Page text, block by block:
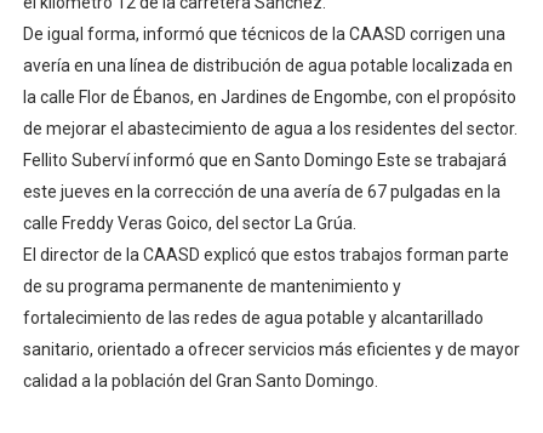
De igual forma, informó que técnicos de la CAASD corrigen una
avería en una línea de distribución de agua potable localizada en
la calle Flor de Ébanos, en Jardines de Engombe, con el propósito
de mejorar el abastecimiento de agua a los residentes del sector.
Fellito Suberví informó que en Santo Domingo Este se trabajará
este jueves en la corrección de una avería de 67 pulgadas en la
calle Freddy Veras Goico, del sector La Grúa.
El director de la CAASD explicó que estos trabajos forman parte
de su programa permanente de mantenimiento y
fortalecimiento de las redes de agua potable y alcantarillado
sanitario, orientado a ofrecer servicios más eficientes y de mayor
calidad a la población del Gran Santo Domingo.